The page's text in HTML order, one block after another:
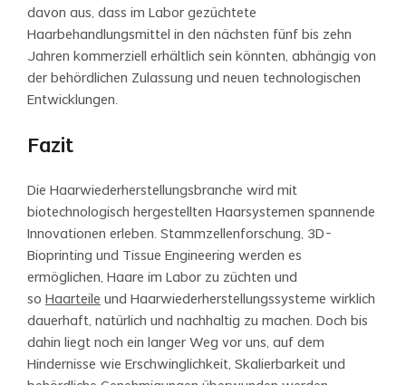
davon aus, dass im Labor gezüchtete
Haarbehandlungsmittel in den nächsten fünf bis zehn
Jahren kommerziell erhältlich sein könnten, abhängig von
der behördlichen Zulassung und neuen technologischen
Entwicklungen.
Fazit
Die Haarwiederherstellungsbranche wird mit
biotechnologisch hergestellten Haarsystemen spannende
Innovationen erleben. Stammzellenforschung, 3D-
Bioprinting und Tissue Engineering werden es
ermöglichen, Haare im Labor zu züchten und
so Haarteile und Haarwiederherstellungssysteme wirklich
dauerhaft, natürlich und nachhaltig zu machen. Doch bis
dahin liegt noch ein langer Weg vor uns, auf dem
Hindernisse wie Erschwinglichkeit, Skalierbarkeit und